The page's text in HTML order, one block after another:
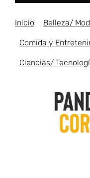
Inicio Belleza/
Comida y
Ciencias/